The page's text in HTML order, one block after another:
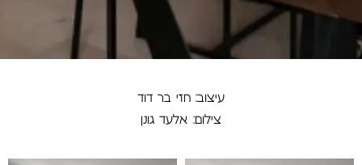
עיצוב: חזי בר דוד
צילום: אלעד גונן